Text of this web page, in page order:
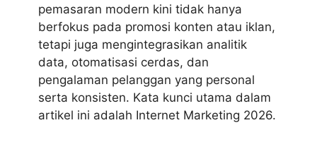
pemasaran modern kini tidak hanya
berfokus pada promosi konten atau iklan,
tetapi juga mengintegrasikan analitik
data, otomatisasi cerdas, dan
pengalaman pelanggan yang personal
serta konsisten. Kata kunci utama dalam
artikel ini adalah Internet Marketing 2026.